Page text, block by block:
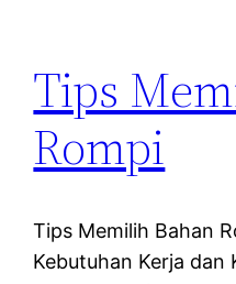
Tips
Rompi
Tips Memilih Bahan
Kebutuhan Kerja dan